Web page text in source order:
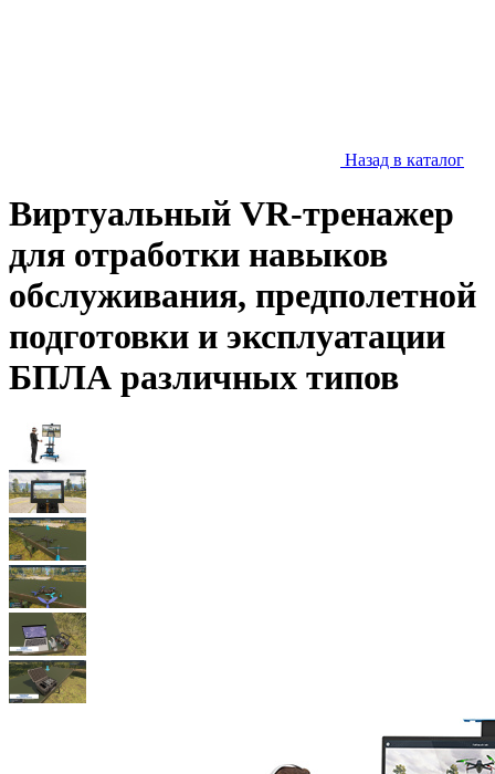
Назад в каталог
Виртуальный VR-тренажер
для отработки навыков
обслуживания, предполетной
подготовки и эксплуатации
БПЛА различных типов